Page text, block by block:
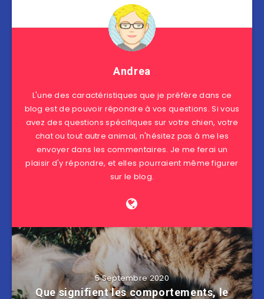
Andrea
L'une des caractéristiques que je préfère dans ce
blog est de pouvoir répondre à vos questions. Si vous
avez des questions spécifiques sur votre chien, votre
chat ou tout autre animal, n'hésitez pas à me les
envoyer dans les commentaires. Je me ferai un
plaisir d'y répondre, et elles pourraient même figurer
sur le blog.
5 Septembre 2020
Que signifient les comportements, le